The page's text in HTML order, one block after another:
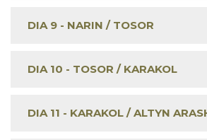
DIA 9 - NARIN / TOSOR
DIA 10 - TOSOR / KARAKOL
DIA 11 - KARAKOL / ALTYN